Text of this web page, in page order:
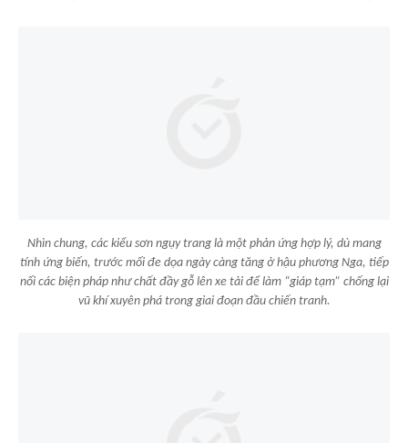
Nhìn chung, các kiểu sơn ngụy trang là một phản ứng hợp lý, dù mang
tính ứng biến, trước mối đe dọa ngày càng tăng ở hậu phương Nga, tiếp
nối các biện pháp như chất đầy gỗ lên xe tải để làm “giáp tạm” chống lại
vũ khí xuyên phá trong giai đoạn đầu chiến tranh.